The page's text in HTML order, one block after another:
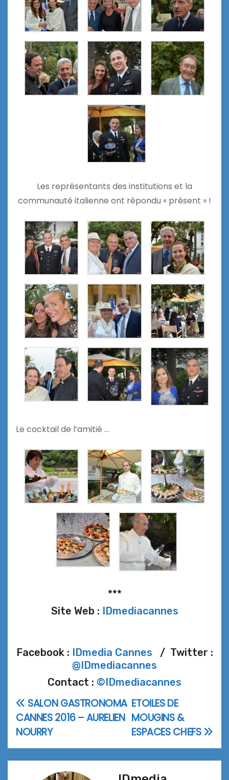
Les représentants des institutions et la
communauté italienne ont répondu « présent » !
Le cocktail de l’amitié …
***
Site Web : IDmediacannes
Facebook : IDmedia Cannes / Twitter :
@IDmediacannes
Contact : ©IDmediacannes
Navigation
de
l’article
ETOILES DE
MOUGINS &
ESPACES CHEFS
SALON GASTRONOMA
CANNES 2016 – AURELIEN
NOURRY